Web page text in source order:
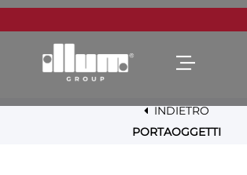
Open
INDIETRO
PORTAOGGETTI